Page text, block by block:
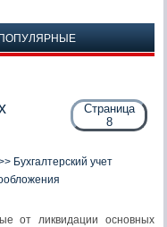
Страница
8
Бухгалтерский учет
от ликвидации основных